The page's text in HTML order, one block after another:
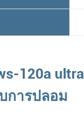
120a
การปลอม